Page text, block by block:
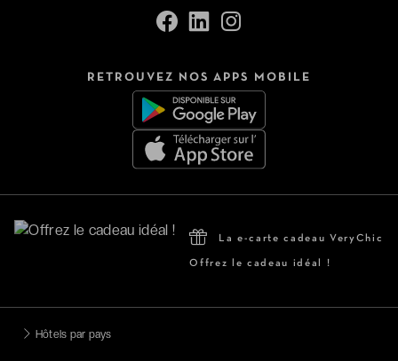
RETROUVEZ NOS APPS MOBILE
La e-carte cadeau VeryChic
Offrez le cadeau idéal !
Hôtels par pays